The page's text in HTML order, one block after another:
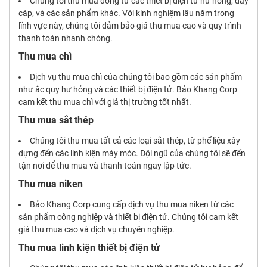
cáp, và các sản phẩm khác. Với kinh nghiệm lâu năm trong
lĩnh vực này, chúng tôi đảm bảo giá thu mua cao và quy trình
thanh toán nhanh chóng.
Thu mua chì
Dịch vụ thu mua chì của chúng tôi bao gồm các sản phẩm
như ắc quy hư hỏng và các thiết bị điện tử. Bảo Khang Corp
cam kết thu mua chì với giá thị trường tốt nhất.
Thu mua sắt thép
Chúng tôi thu mua tất cả các loại sắt thép, từ phế liệu xây
dựng đến các linh kiện máy móc. Đội ngũ của chúng tôi sẽ đến
tận nơi để thu mua và thanh toán ngay lập tức.
Thu mua niken
Bảo Khang Corp cung cấp dịch vụ thu mua niken từ các
sản phẩm công nghiệp và thiết bị điện tử. Chúng tôi cam kết
giá thu mua cao và dịch vụ chuyên nghiệp.
Thu mua linh kiện thiết bị điện tử